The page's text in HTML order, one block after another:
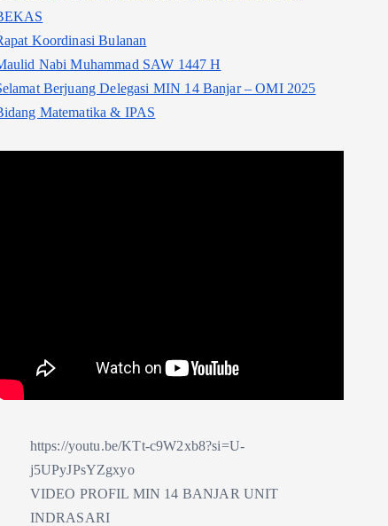
Koordinasi Bulanan
Nabi Muhammad SAW 1447 H
Berjuang Delegasi MIN 14 Banjar – OMI 2025
Matematika & IPAS
https://youtu.be/KTt-c9W2xb8?si=U-
j5UPyJPsYZgxyo
VIDEO PROFIL MIN 14 BANJAR UNIT
INDRASARI